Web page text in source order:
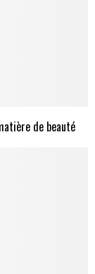
de beauté